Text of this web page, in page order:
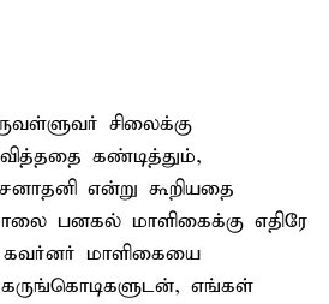
சிலைக்கு
கண்டித்தும்,
என்று கூறியதை
பனகல் மாளிகைக்கு எதிரே
மாளிகையை
கருங்கொடிகளுடன், எங்கள்